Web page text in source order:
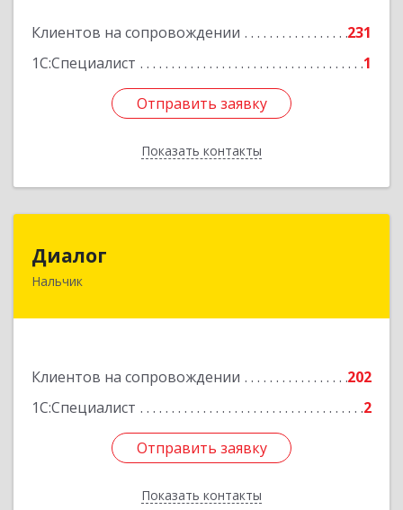
Клиентов на сопровождении
231
1С:Специалист
1
Отправить заявку
Показать контакты
Подробнее
Отправить заявку
Назад
Диалог
Нальчик
Клиентов на сопровождении
202
1С:Специалист
2
Отправить заявку
Показать контакты
360016, Кабардино-Балкарская Респ, Нальчик г,
Отправить заявку
Назад